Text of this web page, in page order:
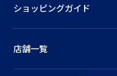
ショッピングガイド
店舗一覧